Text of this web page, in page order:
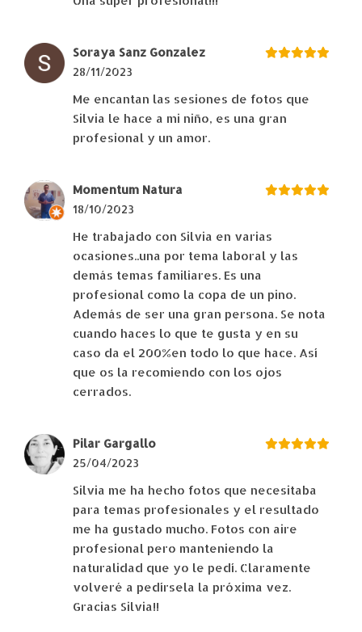
Soraya Sanz Gonzalez
28/11/2023
Me encantan las sesiones de fotos que
Silvia le hace a mi niño, es una gran
profesional y un amor.
Momentum Natura
18/10/2023
He trabajado con Silvia en varias
ocasiones..una por tema laboral y las
demás temas familiares. Es una
profesional como la copa de un pino.
Además de ser una gran persona. Se nota
cuando haces lo que te gusta y en su
caso da el 200%en todo lo que hace. Así
que os la recomiendo con los ojos
cerrados.
Pilar Gargallo
25/04/2023
Silvia me ha hecho fotos que necesitaba
para temas profesionales y el resultado
me ha gustado mucho. Fotos con aire
profesional pero manteniendo la
naturalidad que yo le pedí. Claramente
volveré a pedírsela la próxima vez.
Gracias Silvia!!